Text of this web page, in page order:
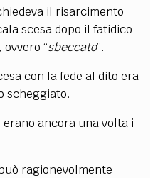
il risarcimento
scesa dopo il fatidico
“sbeccato”.
con la fede al dito era
scheggiato.
ancora una volta i
ragionevolmente